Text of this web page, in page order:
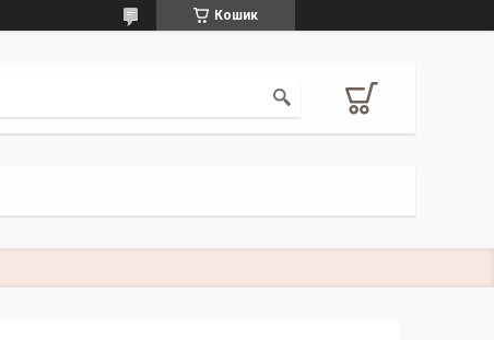
Кошик